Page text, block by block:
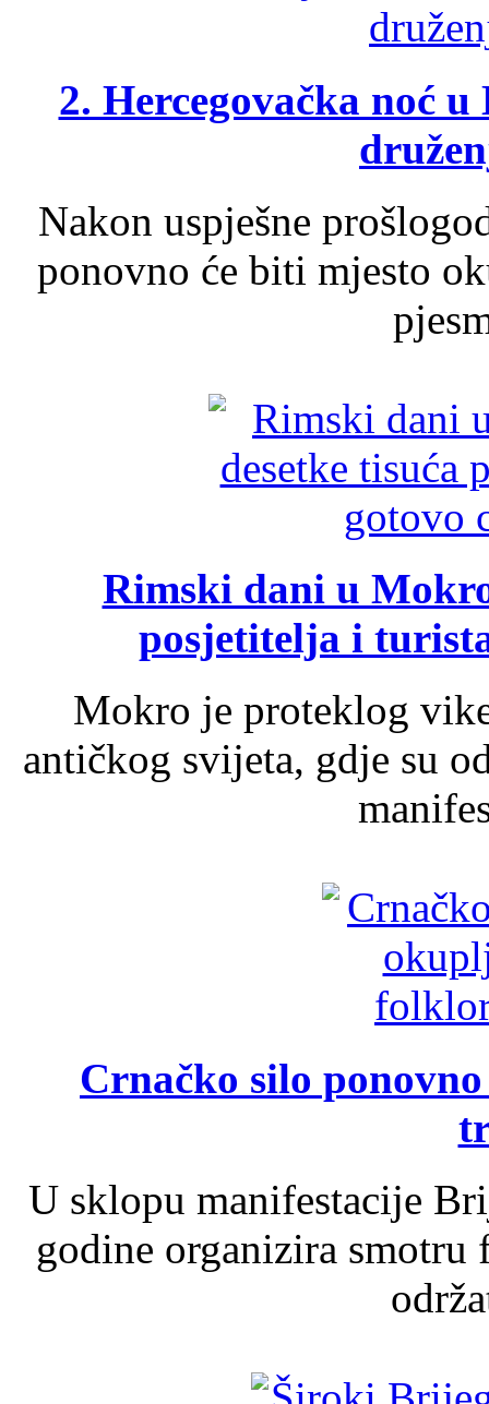
2. Hercegovačka noć
Nakon uspješne
ponovno će biti mjesto
Rimski dani u
posjetitelja i
Mokro je proteklog
antičkog svijeta, gdje su
Crnačko silo
U sklopu manifestacije
godine organizira